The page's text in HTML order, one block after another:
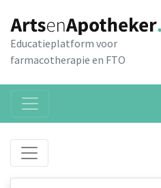
Educatieplatform voor
farmacotherapie en FTO